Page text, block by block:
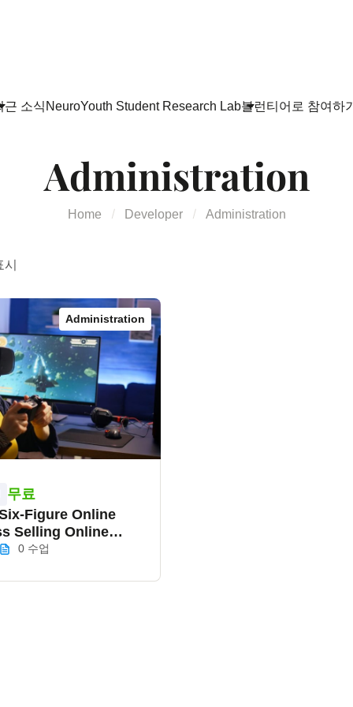
근 소식 NeuroYouth Student Research Lab볼런티어로 참여하
Administration
Home Developer Administration
Administration
무료
Figure Online
Selling Online
0 수업